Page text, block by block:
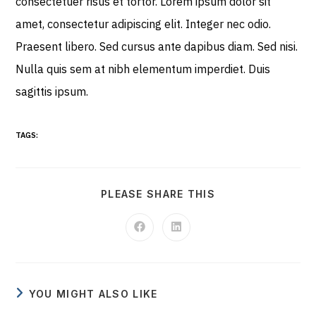
amet, consectetur adipiscing elit. Integer nec odio.
Praesent libero. Sed cursus ante dapibus diam. Sed nisi.
Nulla quis sem at nibh elementum imperdiet. Duis
sagittis ipsum.
TAGS:
PLEASE SHARE THIS
YOU MIGHT ALSO LIKE